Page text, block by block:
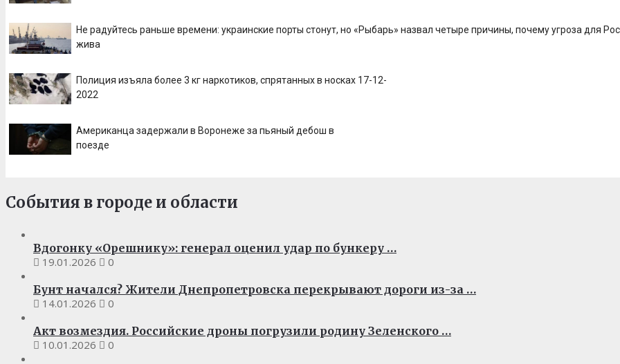
Не радуйтесь раньше времени: украинские порты стонут, но «Рыбарь» назвал четыре причины, почему угроза для
жива
Полиция изъяла более 3 кг наркотиков, спрятанных в носках 17-12-
2022
Американца задержали в Воронеже за пьяный дебош в
поезде
События в городе и области
Вдогонку «Орешнику»: генерал оценил удар по бункеру …
19.01.2026
0
Бунт начался? Жители Днепропетровска перекрывают дороги из-за …
14.01.2026
0
Акт возмездия. Российские дроны погрузили родину Зеленского …
10.01.2026
0